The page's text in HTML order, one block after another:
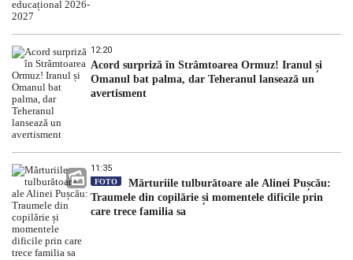
12:20
Acord surpriză în Strâmtoarea Ormuz! Iranul și
Omanul bat palma, dar Teheranul lansează un
avertisment
11:35
FOTO
Mărturiile tulburătoare ale Alinei Pușcău:
Traumele din copilărie și momentele dificile prin
care trece familia sa